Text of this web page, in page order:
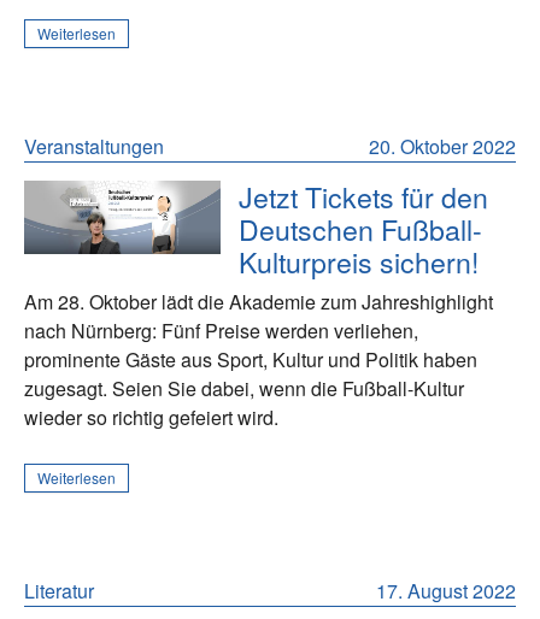
Weiterlesen
20. Oktober 2022
Veranstaltungen
Jetzt Tickets für den
Deutschen Fußball-
Kulturpreis sichern!
Am 28. Oktober lädt die Akademie zum Jahreshighlight
nach Nürnberg: Fünf Preise werden verliehen,
prominente Gäste aus Sport, Kultur und Politik haben
zugesagt. Seien Sie dabei, wenn die Fußball-Kultur
wieder so richtig gefeiert wird.
Weiterlesen
17. August 2022
Literatur